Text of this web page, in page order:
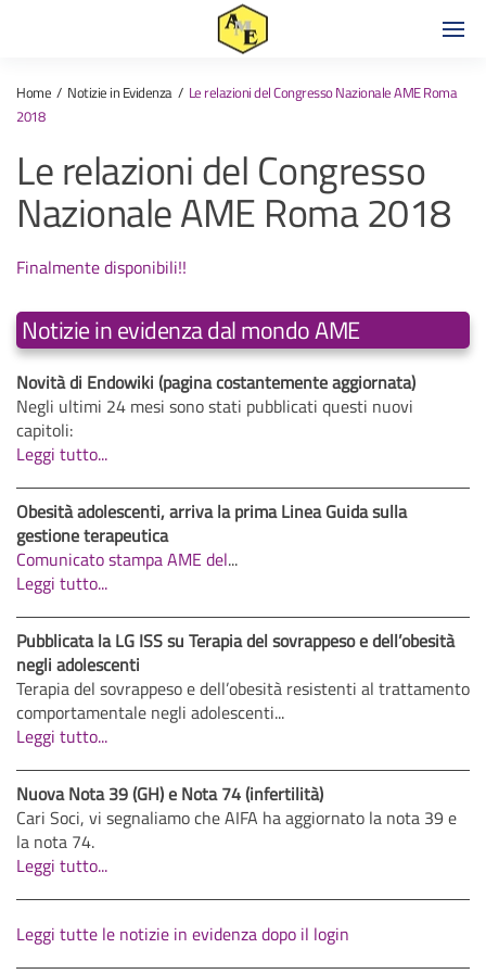
Home Notizie in Evidenza
Le relazioni del Congresso Nazionale AME Roma
2018
Le relazioni del Congresso
Nazionale AME Roma 2018
Finalmente disponibili!!
Notizie in evidenza dal mondo AME
Novità di Endowiki (pagina costantemente aggiornata)
Negli ultimi 24 mesi sono stati pubblicati questi nuovi
capitoli:
Leggi tutto...
Obesità adolescenti, arriva la prima Linea Guida sulla
gestione terapeutica
Comunicato stampa AME del...
Leggi tutto...
Pubblicata la LG ISS su Terapia del sovrappeso e dell’obesità
negli adolescenti
Terapia del sovrappeso e dell’obesità resistenti al trattamento
comportamentale negli adolescenti...
Leggi tutto...
Nuova Nota 39 (GH) e Nota 74 (infertilità)
Cari Soci, vi segnaliamo che AIFA ha aggiornato la nota 39 e
la nota 74.
Leggi tutto...
Leggi tutte le notizie in evidenza dopo il login